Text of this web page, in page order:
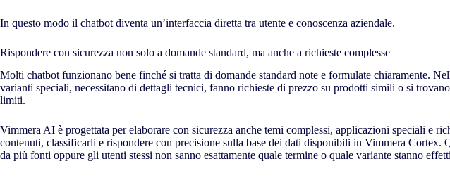
In questo modo il chatbot diventa un’interfaccia diretta tra utente e conoscenza aziendale.
Rispondere con sicurezza non solo a domande standard, ma anche a richieste complesse
Molti chatbot funzionano bene finché si tratta di domande standard note e formulate chiaramente.
varianti speciali, necessitano di dettagli tecnici, fanno richieste di prezzo su prodotti simili o si
limiti.
Vimmera AI è progettata per elaborare con sicurezza anche temi complessi, applicazioni speciali e
contenuti, classificarli e rispondere con precisione sulla base dei dati disponibili in Vimmera
da più fonti oppure gli utenti stessi non sanno esattamente quale termine o quale variante stanno